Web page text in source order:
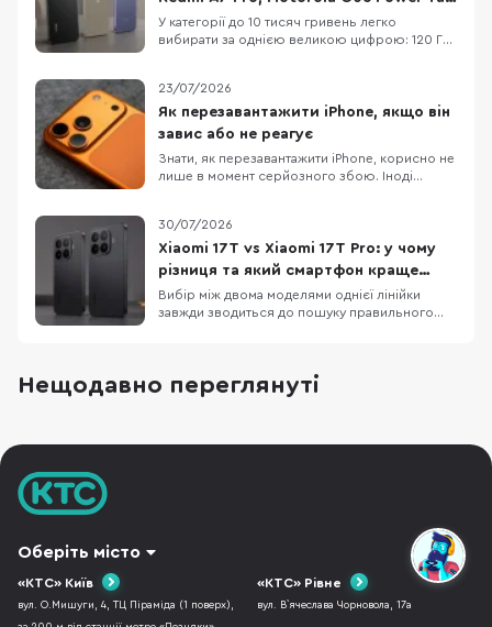
OPPO A6x
У категорії до 10 тисяч гривень легко
вибирати за однією великою цифрою: 120 Гц,
повністю. Великий акумулятор додає ваги, 120
Гц не роблять HD+ екран чітким, а віртуальна
RAM не замінює фізичну. Порівняємо три
23/07/2026
Як перезавантажити iPhone, якщо він
завис або не реагує
Знати, як перезавантажити iPhone, корисно не
лише в момент серйозного збою. Іноді
підвисання, зупинити застосунок, який
некоректно працює або повернути системі
нормальну роботу. Apple прямо рекомендує
починати саме з такого
30/07/2026
Xiaomi 17T vs Xiaomi 17T Pro: у чому
різниця та який смартфон краще
обрати
Вибір між двома моделями однієї лінійки
завжди зводиться до пошуку правильного
підходи до ергономіки та пікових
можливостей, хоча візуально ці пристрої
Нещодавно переглянуті
Оберіть місто
«КТС» Київ
вул. О.Мишуги, 4, ТЦ Піраміда (1 поверх),
«КТС» Рівне
вул. В`ячеслава Чорновола, 17а